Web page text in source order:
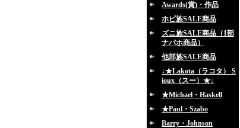
Awards(賞)・作品
ホピ族SALE商品
ズニ族SALE商品（1部
ナバホ商品）
他部族SALE商品
↓★Lakota（ラコタ） S
ioux（スー）★↓
★Michael・Haskell
★Paul・Szabo
Barry・Johnson